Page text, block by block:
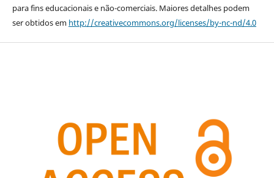
para fins educacionais e não-comerciais. Maiores detalhes podem
ser obtidos em http://creativecommons.org/licenses/by-nc-nd/4.0